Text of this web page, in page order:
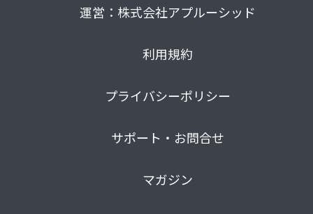
運営：株式会社アプルーシッド
利用規約
プライバシーポリシー
サポート・お問合せ
マガジン